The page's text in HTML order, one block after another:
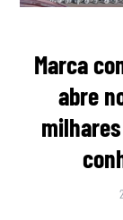
Marca
abre